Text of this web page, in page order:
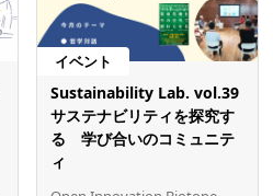
イベント
Sustainability Lab. vol.39
サステナビリティを探究す
る 学び合いのコミュニテ
ィ